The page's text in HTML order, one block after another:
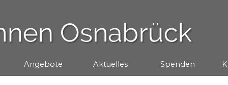
Menü überspringen
▼
Angebote ▼
Aktuelles ▼
Spenden